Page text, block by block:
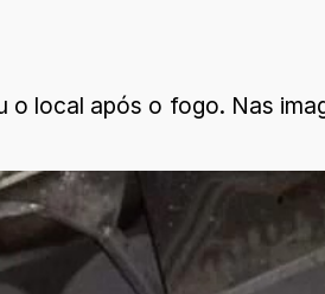
local após o fogo. Nas